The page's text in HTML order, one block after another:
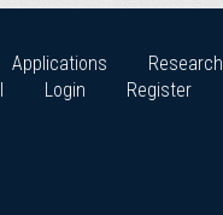
Applications
Research
Login Register